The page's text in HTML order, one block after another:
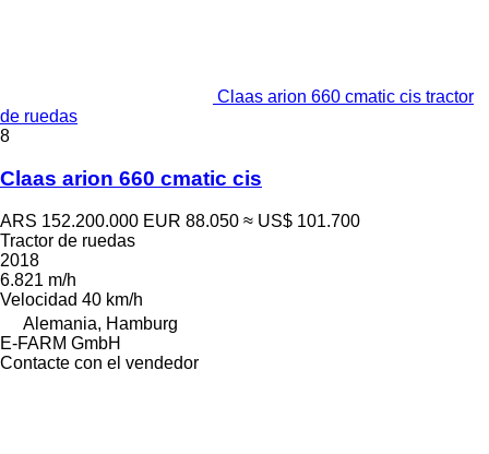
Claas arion 660 cmatic cis tractor
de ruedas
8
Claas arion 660 cmatic cis
ARS 152.200.000 EUR 88.050 ≈ US$ 101.700
Tractor de ruedas
2018
6.821 m/h
Velocidad 40 km/h
Alemania, Hamburg
E-FARM GmbH
Contacte con el vendedor